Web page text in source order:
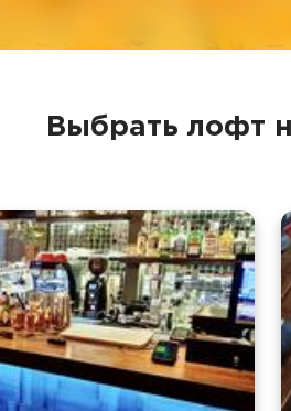
Выбрать лофт